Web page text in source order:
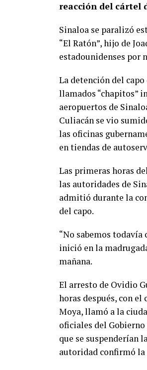
reacción del cártel
Sinaloa se paralizó
“El Ratón”, hijo de
estadounidenses por
La detención del
llamados “chapitos”
aeropuertos de
Culiacán se vio
las oficinas
en tiendas de
Las primeras horas
las autoridades de
admitió durante la
del capo.
“No sabemos
inició en la
mañana.
El arresto de Ovidio
horas después, con el
Moya, llamó a la
oficiales del
que se suspenderían
autoridad confirmó la